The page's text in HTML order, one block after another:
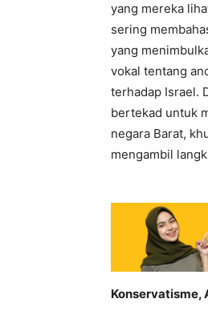
yang mereka
sering
yang
vokal tentang
terhadap Israel.
bertekad untuk
negara Barat,
mengambil
Konservatisme,